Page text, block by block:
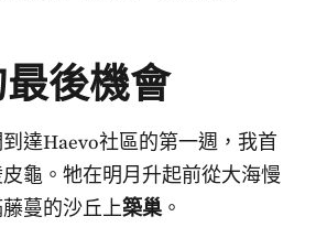
後機會
達Haevo社區的第一週，我首
龜。牠在明月升起前從大海慢
蔓的沙丘上築巢 。